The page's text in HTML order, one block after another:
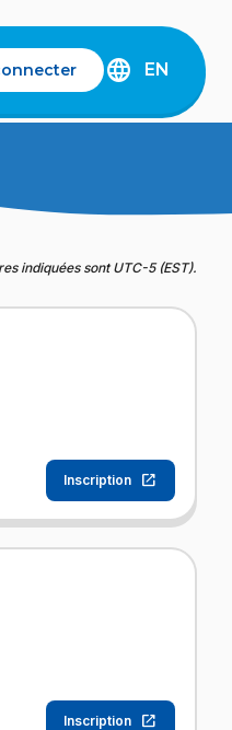
DISCOVER
IDÉLLO.
EN
indiquées sont UTC-5 (EST).
Inscription
Inscription